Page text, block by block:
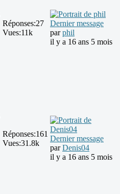
Réponses:27
Vues:11k
Dernier message
parphil
il y a 16 ans 5 mois
Réponses:161
Vues:31.8k
Dernier message
parDenis04
il y a 16 ans 5 mois